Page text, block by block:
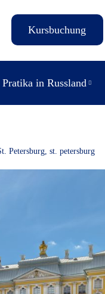
Kursbuchung
Pratika in Russland
Petersburg, st. petersburg